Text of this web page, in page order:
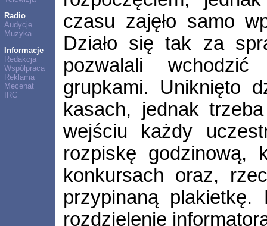
Radio
Audycje
Muzyka
Informacje
Redakcja
Współpraca
Reklama
Mecenat
IRC
czasu zajęło samo
Działo się tak za
pozwalali
grupkami. Uniknięto
kasach, jednak
wejściu każdy
rozpiskę godzinową,
konkursach oraz,
przypinaną plakietkę.
rozdzielenie